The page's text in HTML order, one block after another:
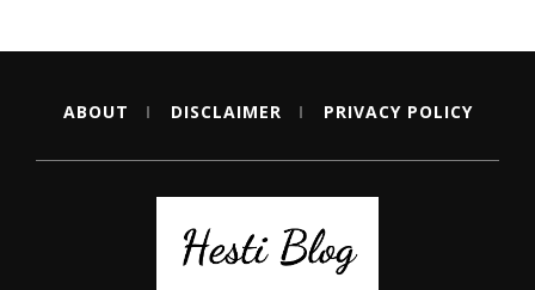
ABOUT DISCLAIMER PRIVACY POLICY